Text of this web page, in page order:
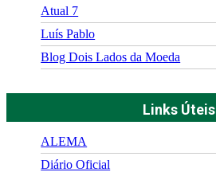
Atual 7
Luís Pablo
Blog Dois Lados da Moeda
Links Úteis
ALEMA
Diário Oficial